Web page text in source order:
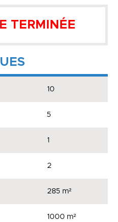
TERMINÉE
10
5
1
2
285 m²
1000 m²